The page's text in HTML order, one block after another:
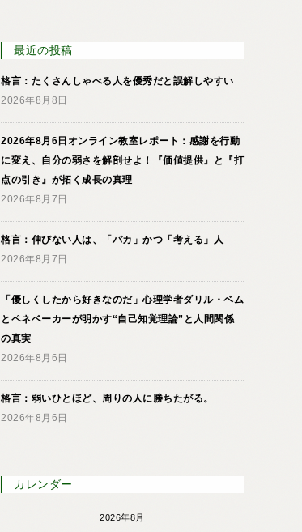
最近の投稿
格言：たくさんしゃべる人を優秀だと誤解しやすい
2026年8月8日
2026年8月6日オンライン教室レポート：感謝を行動
に変え、自分の弱さを解剖せよ！『価値提供』と『打
点の引き』が拓く成長の真理
2026年8月7日
格言：伸びない人は、「バカ」かつ「考える」人
2026年8月7日
「優しくしたから好きなのだ」心理学者ダリル・ベム
とペネベーカーが明かす“自己知覚理論”と人間関係
の真実
2026年8月6日
格言：弱いひとほど、周りの人に勝ちたがる。
2026年8月6日
カレンダー
2026年8月